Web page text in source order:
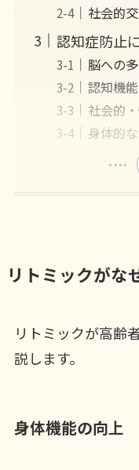
社会的
認知症防止
脳への
認知機
社会的
身体的
リトミックがな
リトミックが高齢
説します。
身体機能の向上